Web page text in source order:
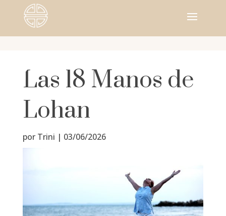
Las 18 Manos de
Lohan
por Trini | 03/06/2026